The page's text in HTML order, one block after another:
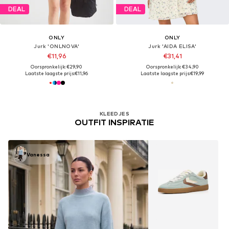
DEAL
ONLY
Jurk 'ONLNOVA'
€11,96
Oorspronkelijk: €29,90
Laatste laagste prijs:€11,96
DEAL
ONLY
Jurk 'AIDA ELISA'
€31,41
Oorspronkelijk: €34,90
Laatste laagste prijs:€19,99
KLEEDJES
OUTFIT INSPIRATIE
Vanessa